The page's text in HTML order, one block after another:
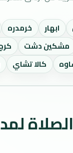
ابهار خرمدره
مشكين دشت
كالا تشاي